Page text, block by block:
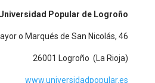
Popular de Logroño
o Marqués de San Nicolás, 46
26001 Logroño (La Rioja)
www.universidadpopular.es